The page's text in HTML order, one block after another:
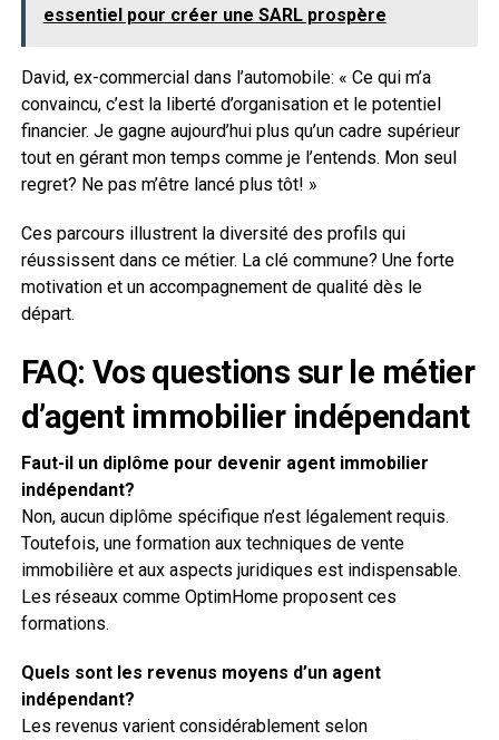
essentiel pour créer une SARL prospère
David, ex-commercial dans l’automobile: « Ce qui m’a
convaincu, c’est la liberté d’organisation et le potentiel
financier. Je gagne aujourd’hui plus qu’un cadre supérieur
tout en gérant mon temps comme je l’entends. Mon seul
regret? Ne pas m’être lancé plus tôt! »
Ces parcours illustrent la diversité des profils qui
réussissent dans ce métier. La clé commune? Une forte
motivation et un accompagnement de qualité dès le
départ.
FAQ: Vos questions sur le métier
d’agent immobilier indépendant
Faut-il un diplôme pour devenir agent immobilier
indépendant?
Non, aucun diplôme spécifique n’est légalement requis.
Toutefois, une formation aux techniques de vente
immobilière et aux aspects juridiques est indispensable.
Les réseaux comme OptimHome proposent ces
formations.
Quels sont les revenus moyens d’un agent
indépendant?
Les revenus varient considérablement selon